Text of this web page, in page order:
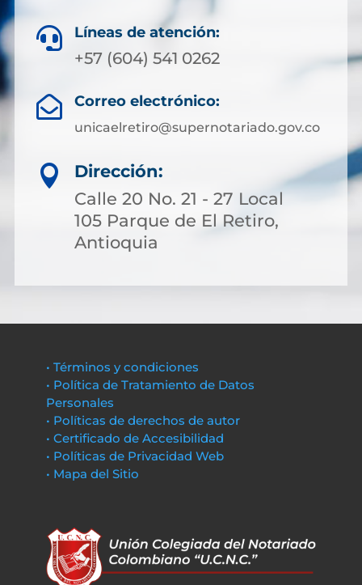
 Líneas de atención:
+57 (604) 541 0262
 Correo electrónico:
unicaelretiro@supernotariado.gov.co

Dirección:
Calle 20 No. 21 - 27 Local
105 Parque de El Retiro,
Antioquia
• Términos y condiciones
• Política de Tratamiento de Datos
Personales
• Políticas de derechos de autor
• Certificado de Accesibilidad
• Políticas de Privacidad Web
• Mapa del Sitio